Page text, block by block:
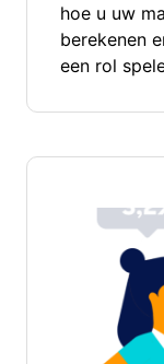
hoe u uw
berekenen
een rol